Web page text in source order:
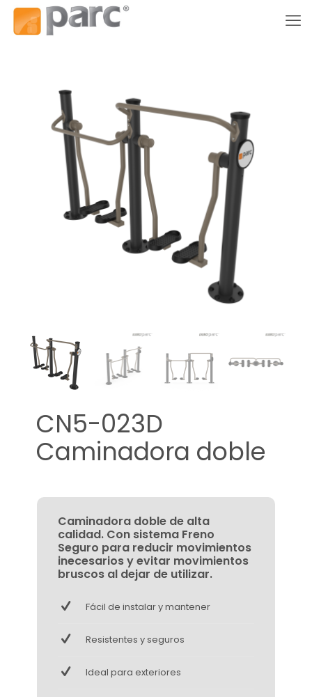
CN5-023D
Caminadora doble
Caminadora doble de alta
calidad. Con sistema Freno
Seguro para reducir movimientos
inecesarios y evitar movimientos
bruscos al dejar de utilizar.
Fácil de instalar y mantener
Resistentes y seguros
Ideal para exteriores